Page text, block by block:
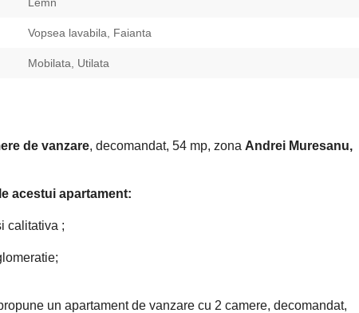
Vopsea lavabila, Faianta
Mobilata, Utilata
de vanzare, decomandat, 54 mp, zona Andrei Muresanu,
acestui apartament:
dezvoltata;
noua si calitativa ;
premium ;
ferita de aglomeratie;
exclusivista;
un apartament de vanzare cu 2 camere, decomandat,